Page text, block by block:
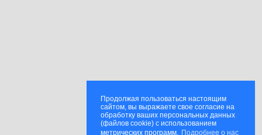
Продолжая пользоваться настоящим
сайтом, вы выражаете свое согласие на
обработку ваших персональных данных
(файлов cookie) с использованием
метрических программ. Подробнее о нас